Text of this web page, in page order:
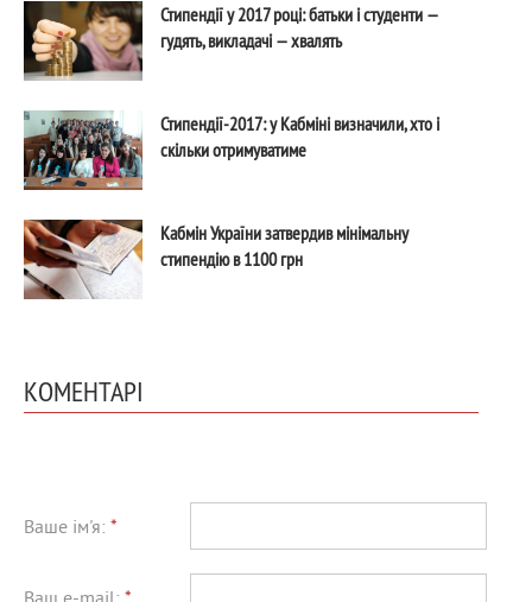
Стипендії у 2017 році: батьки і студенти —
гудять, викладачі — хвалять
Стипендії-2017: у Кабміні визначили, хто і
скільки отримуватиме
Кабмін України затвердив мінімальну
стипендію в 1100 грн
КОМЕНТАРІ
Ваше ім'я: *